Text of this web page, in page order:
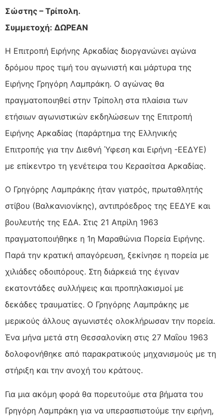
Σώστης – Τρίπολη.
Συμμετοχή: ΔΩΡΕΑΝ
Η Επιτροπή Ειρήνης Αρκαδίας διοργανώνει αγώνα
δρόμου προς τιμή του αγωνιστή και μάρτυρα της
Ειρήνης Γρηγόρη Λαμπράκη. Ο αγώνας θα
πραγματοποιηθεί στην Τρίπολη στα πλαίσια των
ετήσιων αγωνιστικών εκδηλώσεων της Επιτροπή
Ειρήνης Αρκαδίας (παράρτημα της Ελληνικής
Επιτροπής για την Διεθνή Ύφεση και Ειρήνη -ΕΕΔΥΕ)
με επίκεντρο τη γενέτειρα του Κερασίτσα Αρκαδίας.
Ο Γρηγόρης Λαμπράκης ήταν γιατρός, πρωταθλητής
στίβου (Βαλκανιονίκης), αντιπρόεδρος της ΕΕΔΥΕ και
βουλευτής της ΕΔΑ. Στις 21 Απρίλη 1963
πραγματοποιήθηκε η 1η Μαραθώνια Πορεία Ειρήνης.
Παρά την κρατική απαγόρευση, ξεκίνησε η πορεία με
χιλιάδες οδοιπόρους. Στη διάρκειά της έγιναν
εκατοντάδες συλλήψεις και προπηλακισμοί με
δεκάδες τραυματίες. Ο Γρηγόρης Λαμπράκης με
μερικούς άλλους αγωνιστές ολοκλήρωσαν την πορεία.
Ένα μήνα μετά στη Θεσσαλονίκη στις 27 Μαΐου 1963
δολοφονήθηκε από παρακρατικούς μηχανισμούς με τη
στήριξη και την ανοχή του κράτους.
Για μια ακόμη φορά θα πορευτούμε στα βήματα του
Γρηγόρη Λαμπράκη για να υπερασπιστούμε την ειρήνη,